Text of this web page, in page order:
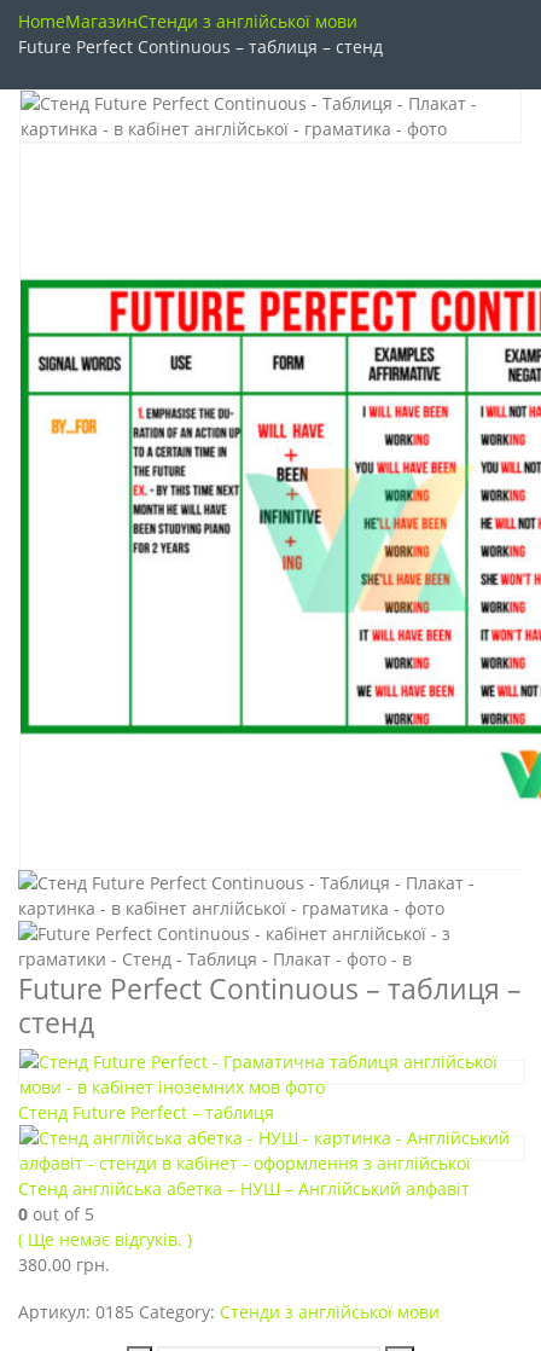
HomeМагазинСтенди з англійської мови
Future Perfect Continuous – таблиця – стенд
Future Perfect Continuous – таблиця –
стенд
Стенд Future Perfect – таблиця
Стенд англійська абетка – НУШ – Англійський алфавіт
0 out of 5
( Ще немає відгуків. )
380.00 грн.
Артикул: 0185 Category: Стенди з англійської мови